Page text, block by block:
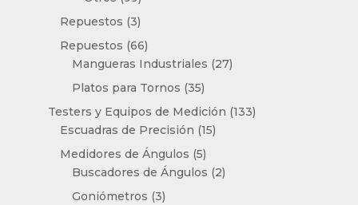
productos
Repuestos 33
productos
Repuestos 6666
productos
Mangueras Industriales 2727
Platos para Tornos 3535
productos
Testers y Equipos de Medición 133133
Escuadras de Precisión 1515
Medidores de Ángulos 55
productos
Buscadores de Ángulos 22
Goniómetros 33